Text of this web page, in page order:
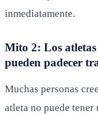
inmediatamente.
Mito 2: Los atletas
pueden padecer
Muchas personas
atleta no puede